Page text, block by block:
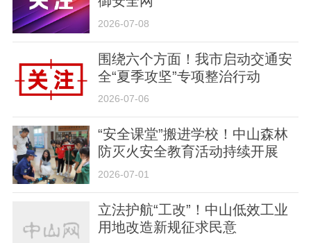
2026-07-08
围绕六个方面！我市启动交通安
全“夏季攻坚”专项整治行动
2026-07-06
“安全课堂”搬进学校！中山森林
防灭火安全教育活动持续开展
2026-07-01
立法护航“工改”！中山低效工业
用地改造新规征求民意